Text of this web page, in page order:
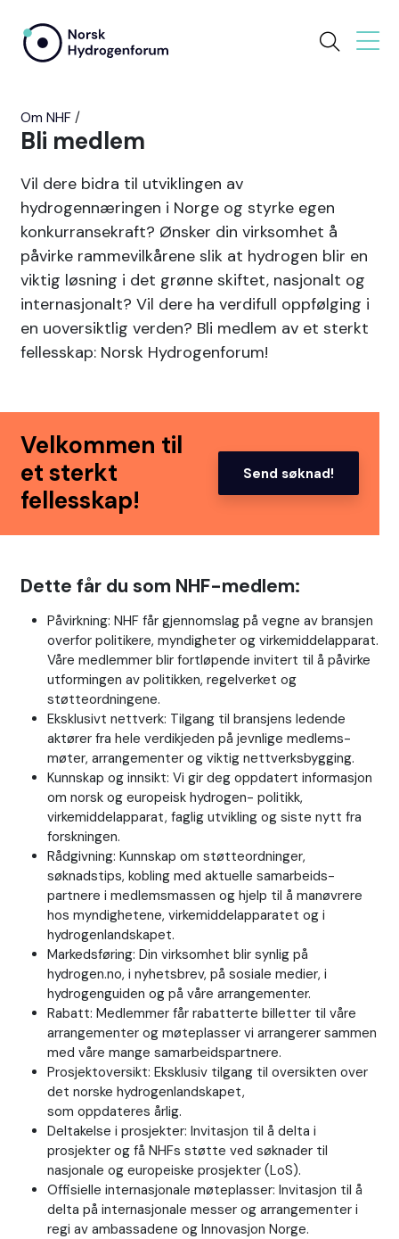
Om NHF
Bli medlem
Vil dere bidra til utviklingen av
hydrogennæringen i Norge og styrke egen
konkurransekraft? Ønsker din virksomhet å
påvirke rammevilkårene slik at hydrogen blir en
viktig løsning i det grønne skiftet, nasjonalt og
internasjonalt? Vil dere ha verdifull oppfølging i
en uoversiktlig verden? Bli medlem av et sterkt
fellesskap: Norsk Hydrogenforum!
Velkommen til
et sterkt
fellesskap!
Send søknad!
Dette får du som NHF-medlem:
Påvirkning: NHF får gjennomslag på vegne av bransjen
overfor politikere, myndigheter og virkemiddelapparat.
Våre medlemmer blir fortløpende invitert til å påvirke
utformingen av politikken, regelverket og
støtteordningene.
Eksklusivt nettverk: Tilgang til bransjens ledende
aktører fra hele verdikjeden på jevnlige medlems-
møter, arrangementer og viktig nettverksbygging.
Kunnskap og innsikt: Vi gir deg oppdatert informasjon
om norsk og europeisk hydrogen- politikk,
virkemiddelapparat, faglig utvikling og siste nytt fra
forskningen.
Rådgivning: Kunnskap om støtteordninger,
søknadstips, kobling med aktuelle samarbeids-
partnere i medlemsmassen og hjelp til å manøvrere
hos myndighetene, virkemiddelapparatet og i
hydrogenlandskapet.
Markedsføring: Din virksomhet blir synlig på
hydrogen.no, i nyhetsbrev, på sosiale medier, i
hydrogenguiden og på våre arrangementer.
Rabatt: Medlemmer får rabatterte billetter til våre
arrangementer og møteplasser vi arrangerer sammen
med våre mange samarbeidspartnere.
Prosjektoversikt: Eksklusiv tilgang til oversikten over
det norske hydrogenlandskapet,
som oppdateres årlig.
Deltakelse i prosjekter: Invitasjon til å delta i
prosjekter og få NHFs støtte ved søknader til
nasjonale og europeiske prosjekter (LoS).
Offisielle internasjonale møteplasser: Invitasjon til å
delta på internasjonale messer og arrangementer i
regi av ambassadene og Innovasjon Norge.